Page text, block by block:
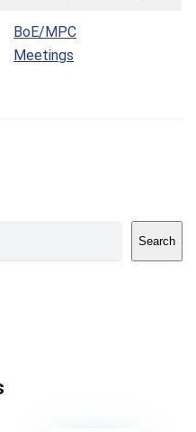
BoE/MPC
Meetings
Search